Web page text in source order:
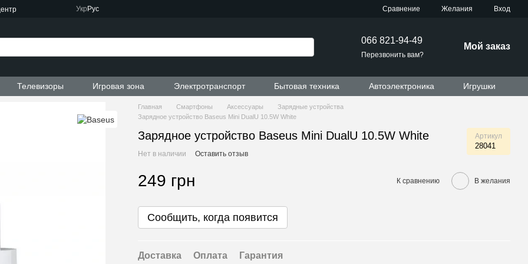
Укр Рус Сравнение Желания Вход
066 821-94-49
Перезвонить вам?
Мой заказ
Телевизоры Игровая зона Электротранспорт Бытовая техника Автоэлектроника Игрушки
Главная Смартфоны Аксессуары
Зарядные устройства
Зарядное устройство Baseus Mini DualU 10.5W White
Зарядное устройство Baseus Mini DualU 10.5W White Артикул
28041
Нет в наличии Оставить отзыв
249 грн К сравнению В желания
Сообщить, когда появится
Доставка Оплата Гарантия